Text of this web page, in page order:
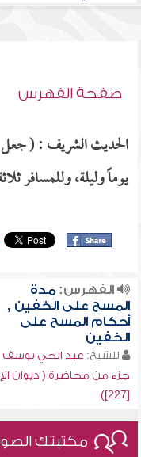
صفحة الفهرس
الحديث الشريف : ( جعل
يوماً وليلة، وللمسافر
الفهرس:مدة
المسح على الخفين ,
أحكام المسح على
الخفين
للشيخ: عبد الحي يوسف
جزء من محاضرة ( ديوان
[227])
مكتبتك